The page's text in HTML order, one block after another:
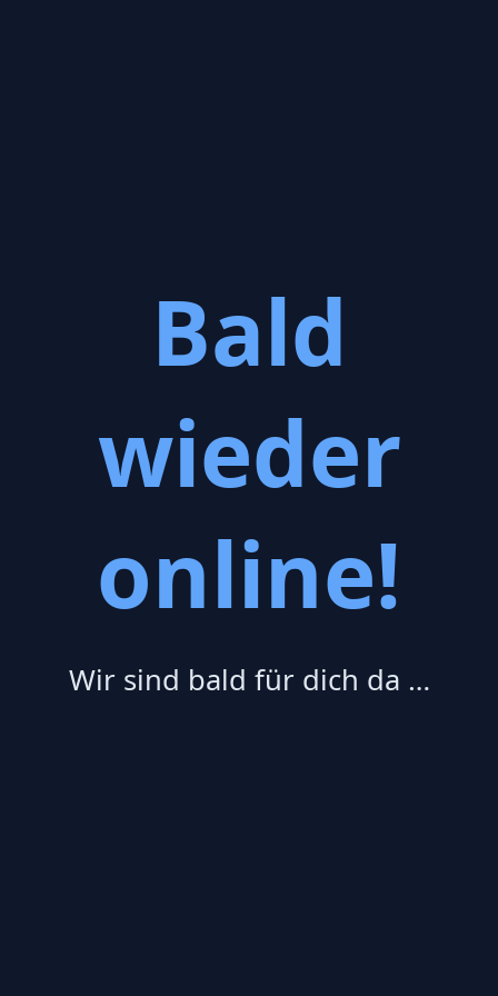
Bald
wieder
online!
Wir sind bald für dich da …